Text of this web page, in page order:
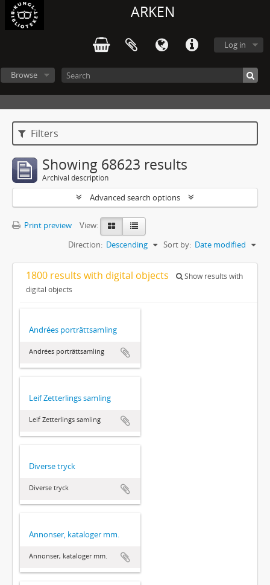
ARKEN
Log in
Browse
Filters
Showing 68623 results
Archival description
Advanced search options
Print preview
View:
Sort by: Date modified
Direction: Descending
1800 results with digital objects
Show results with
digital objects
Andrées porträttsamling
Andrées porträttsamling
Leif Zetterlings samling
Leif Zetterlings samling
Diverse tryck
Diverse tryck
Annonser, kataloger mm.
Annonser, kataloger mm.